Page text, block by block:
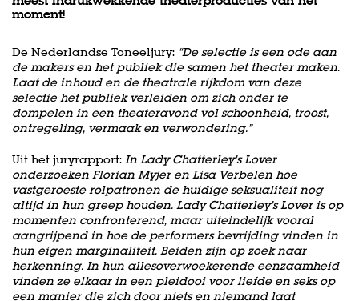
moment!
De Nederlandse Toneeljury: “De selectie is een ode aan
de makers en het publiek die samen het theater maken.
Laat de inhoud en de theatrale rijkdom van deze
selectie het publiek verleiden om zich onder te
dompelen in een theateravond vol schoonheid, troost,
ontregeling, vermaak en verwondering.”
Uit het juryrapport: In Lady Chatterley’s Lover
onderzoeken Florian Myjer en Lisa Verbelen hoe
vastgeroeste rolpatronen de huidige seksualiteit nog
altijd in hun greep houden. Lady Chatterley’s Lover is op
momenten confronterend, maar uiteindelijk vooral
aangrijpend in hoe de performers bevrijding vinden in
hun eigen marginaliteit. Beiden zijn op zoek naar
herkenning. In hun allesoverwoekerende eenzaamheid
vinden ze elkaar in een pleidooi voor liefde en seks op
een manier die zich door niets en niemand laat